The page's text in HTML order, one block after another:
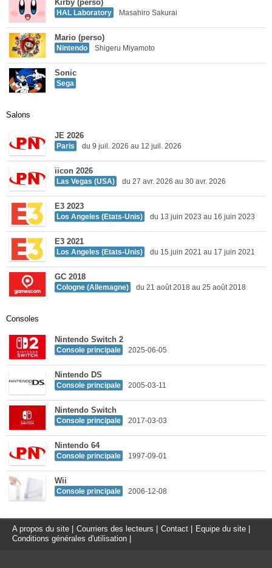
Kirby (perso)
HAL Laboratory Masahiro Sakurai
Mario (perso)
Nintendo Shigeru Miyamoto
Sonic
Sega
Salons
JE 2026
Paris du 9 juil. 2026 au 12 juil. 2026
iicon 2026
Las Vegas (USA) du 27 avr. 2026 au 30 avr. 2026
E3 2023
Los Angeles (Etats-Unis) du 13 juin 2023 au 16 juin 2023
E3 2021
Los Angeles (Etats-Unis) du 15 juin 2021 au 17 juin 2021
GC 2018
Cologne (Allemagne) du 21 août 2018 au 25 août 2018
Consoles
Nintendo Switch 2
Console principale 2025-06-05
Nintendo DS
Console principale 2005-03-11
Nintendo Switch
Console principale 2017-03-03
Nintendo 64
Console principale 1997-09-01
Wii
Console principale 2006-12-08
A propos du site Courriers des lecteurs Contact Equipe du site
Conditions générales d'utilisation